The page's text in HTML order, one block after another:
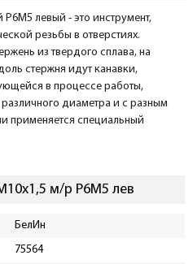
левый - это инструмент,
резьбы в отверстиях.
из твердого сплава, на
стержня идут канавки,
в процессе работы,
диаметра и с разным
применяется специальный
м/р Р6М5 лев
БелИн
75564